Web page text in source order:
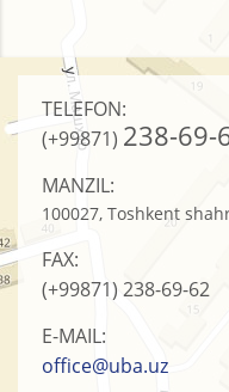
TELEFON:
(+99871) 238-69-
MANZIL:
100027, Toshkent
FAX:
(+99871) 238-69-62
E-MAIL:
office@uba.uz